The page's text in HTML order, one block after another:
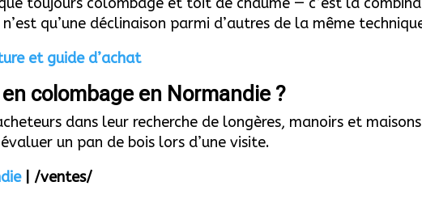
qu’une déclinaison parmi d’autres de la même
et guide d’achat
colombage en Normandie ?
dans leur recherche de longères, manoirs et
un pan de bois lors d’une visite.
| /ventes/